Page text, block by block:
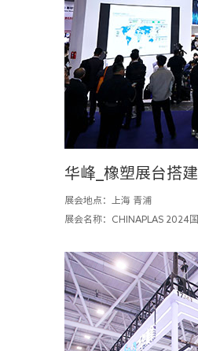
华峰_橡塑展台搭建
展会地点：上海 青浦